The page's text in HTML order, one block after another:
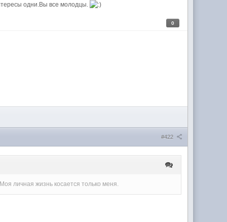
одни.Вы все молодцы.
0
#422
личная жизнь косается только меня.